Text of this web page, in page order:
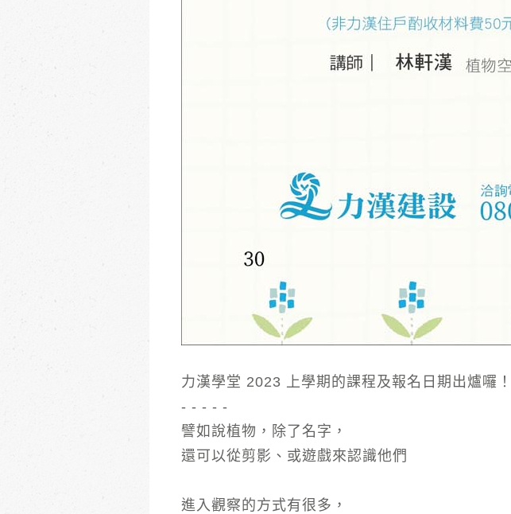
力漢學堂 2023 上學期的課程及報名日期出爐囉！
- - - - -
譬如說植物，除了名字，
還可以從剪影、或遊戲來認識他們
進入觀察的方式有很多，